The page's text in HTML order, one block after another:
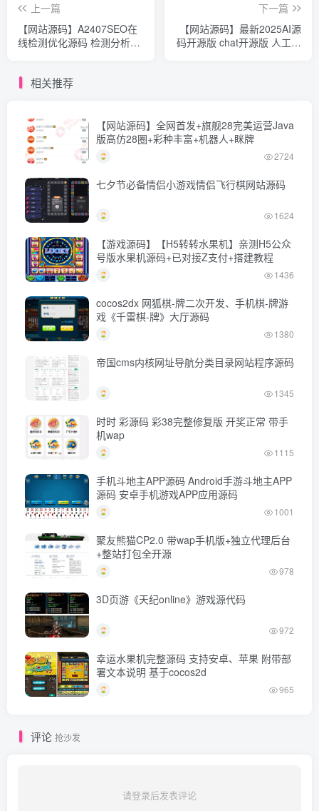
上一篇
【网站源码】A2407SEO在
线检测优化源码 检测分析源
下一篇
【网站源码】最新2025AI源
码开源版 chat开源版 人工智
相关推荐
【网站源码】全网首发+旗舰28完美运营Java
版高仿28圈+彩种丰富+机器人+眯牌
2724
七夕节必备情侣小游戏情侣飞行棋网站源码
1624
【游戏源码】【H5转转水果机】亲测H5公众
号版水果机源码+已对接Z支付+搭建教程
1436
cocos2dx 网狐棋-牌二次开发、手机棋-牌游
戏《千雷棋-牌》大厅源码
1380
帝国cms内核网址导航分类目录网站程序源码
1345
时时 彩源码 彩38完整修复版 开奖正常 带手
机wap
1115
手机斗地主APP源码 Android手游斗地主APP
源码 安卓手机游戏APP应用源码
1001
聚友熊猫CP2.0 带wap手机版+独立代理后台
+整站打包全开源
978
3D页游《天纪online》游戏源代码
972
幸运水果机完整源码 支持安卓、苹果 附带部
署文本说明 基于cocos2d
965
评论 抢沙发
请登录后发表评论